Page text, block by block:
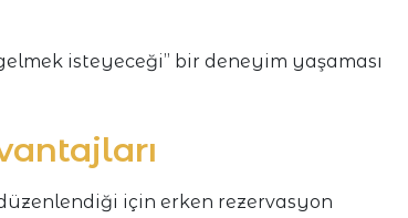
isteyeceği” bir deneyim yaşaması
için erken rezervasyon